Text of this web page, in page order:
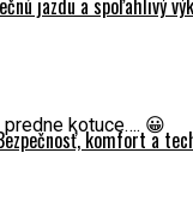
jazdu a spoľahlivý
komfort a
kotuce…. 😀